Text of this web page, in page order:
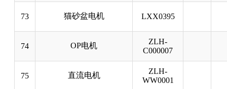
73 猫砂盆电机 LXX0395
74 OP电机
ZLH-
C000007
75 直流电机
ZLH-
WW0001